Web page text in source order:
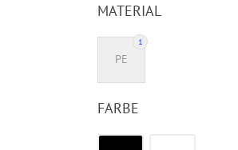
MATERIAL
1
PE
FARBE